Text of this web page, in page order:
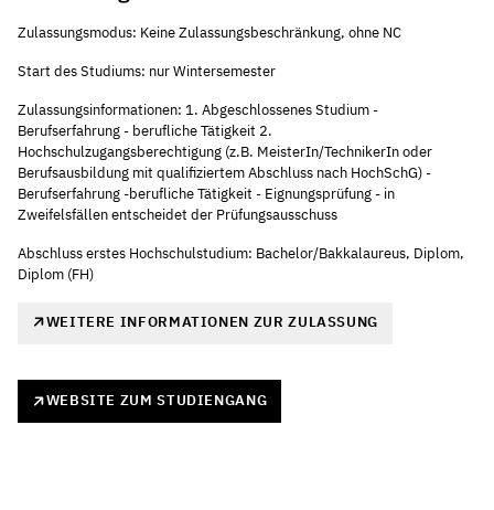
Zulassungsmodus: Keine Zulassungsbeschränkung, ohne NC
Start des Studiums: nur Wintersemester
Zulassungsinformationen: 1. Abgeschlossenes Studium -
Berufserfahrung - berufliche Tätigkeit 2.
Hochschulzugangsberechtigung (z.B. MeisterIn/TechnikerIn oder
Berufsausbildung mit qualifiziertem Abschluss nach HochSchG) -
Berufserfahrung -berufliche Tätigkeit - Eignungsprüfung - in
Zweifelsfällen entscheidet der Prüfungsausschuss
Abschluss erstes Hochschulstudium: Bachelor/Bakkalaureus, Diplom,
Diplom (FH)
WEITERE INFORMATIONEN ZUR ZULASSUNG
WEBSITE ZUM STUDIENGANG